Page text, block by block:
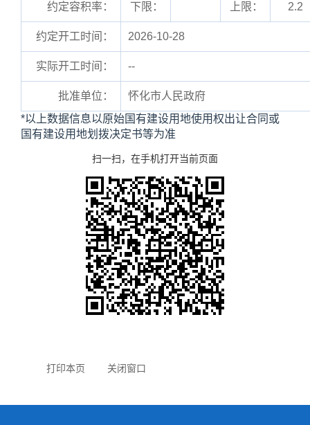
约定容积率： 下限： 上限： 2.2
约定开工时间： 2026-10-28
实际开工时间： --
批准单位：
怀化市人民政府
*以上数据信息以原始国有建设用地使用权出让合同或
国有建设用地划拨决定书等为准
扫一扫，在手机打开当前页面
打印本页 关闭窗口